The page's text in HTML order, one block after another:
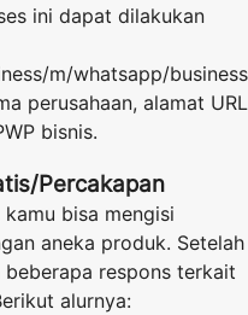
ini dapat dilakukan
m/whatsapp/
perusahaan, alamat URL
bisnis.
Percakapan
bisa mengisi
aneka produk. Setelah
respons terkait
alurnya: